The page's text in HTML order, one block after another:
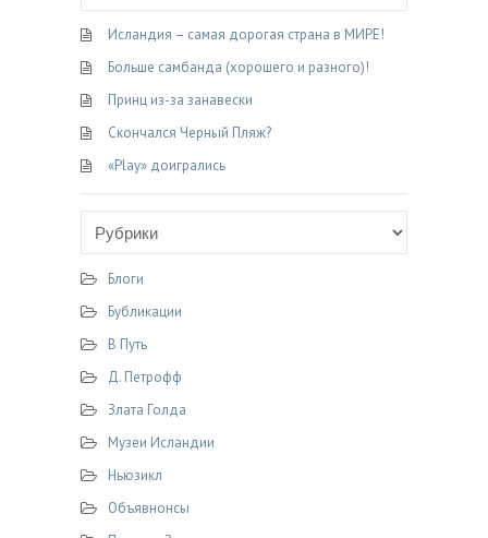
Исландия – самая дорогая страна в МИРЕ!
Больше самбанда (хорошего и разного)!
Принц из-за занавески
Скончался Черный Пляж?
«Play» доигрались
Блоги
Бубликации
В Путь
Д. Петрофф
Злата Голда
Музеи Исландии
Ньюзикл
Объявнонсы